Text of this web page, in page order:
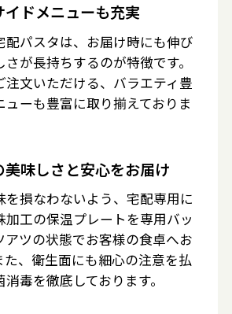
イドメニューも充実
配パスタは、お届け時にも伸び
が長持ちするのが特徴です。
注文いただける、バラエティ豊
ューも豊富に取り揃えておりま
美味しさと安心をお届け
を損なわないよう、宅配専用に
加工の保温プレートを専用バッ
アツの状態でお客様の食卓へお
た、衛生面にも細心の注意を払
毒を徹底しております。